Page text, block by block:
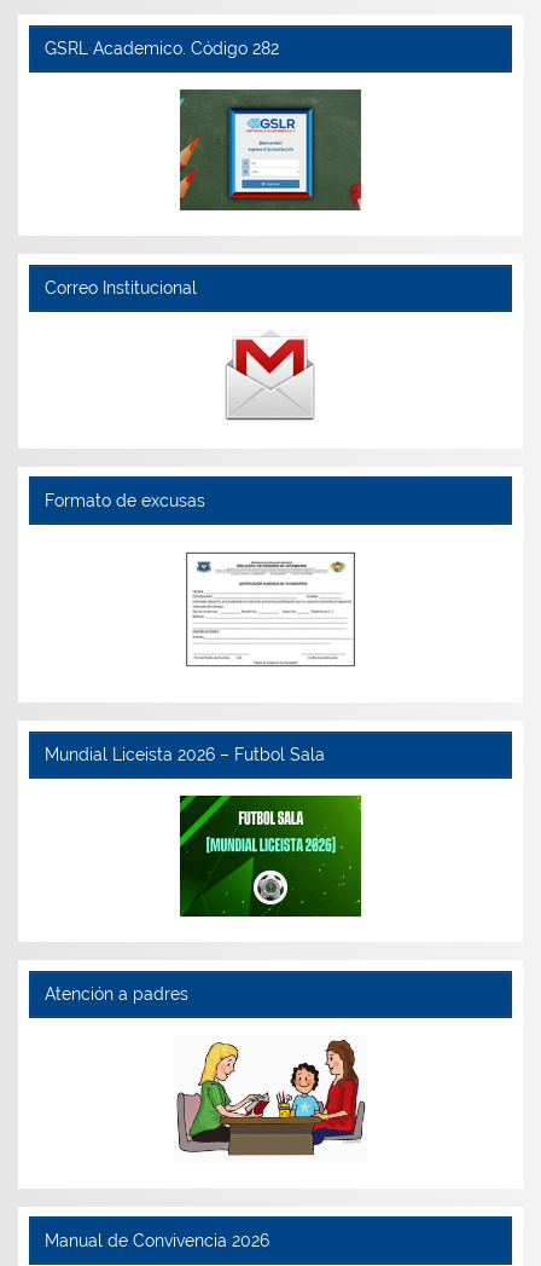
GSRL Academico. Código 282
Correo Institucional
Formato de excusas
Mundial Liceista 2026 – Futbol Sala
Atención a padres
Manual de Convivencia 2026